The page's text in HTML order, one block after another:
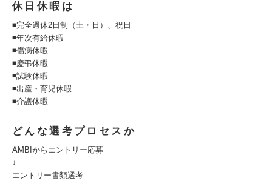
休日休暇は
◾完全週休2日制（土・日）、祝日
◾年次有給休暇
◾傷病休暇
◾慶弔休暇
◾試験休暇
◾出産・育児休暇
◾介護休暇
どんな選考プロセスか
AMBIからエントリー応募
↓
エントリー書類選考